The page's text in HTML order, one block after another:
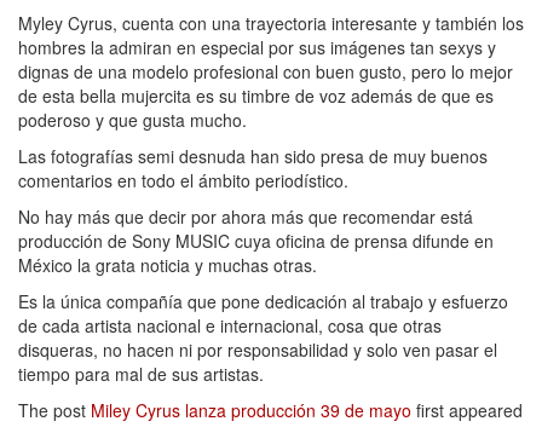
Myley Cyrus, cuenta con una trayectoria interesante y también los
hombres la admiran en especial por sus imágenes tan sexys y
dignas de una modelo profesional con buen gusto, pero lo mejor
de esta bella mujercita es su timbre de voz además de que es
poderoso y que gusta mucho.
Las fotografías semi desnuda han sido presa de muy buenos
comentarios en todo el ámbito periodístico.
No hay más que decir por ahora más que recomendar está
producción de Sony MUSIC cuya oficina de prensa difunde en
México la grata noticia y muchas otras.
Es la única compañía que pone dedicación al trabajo y esfuerzo
de cada artista nacional e internacional, cosa que otras
disqueras, no hacen ni por responsabilidad y solo ven pasar el
tiempo para mal de sus artistas.
The post Miley Cyrus lanza producción 39 de mayo first appeared